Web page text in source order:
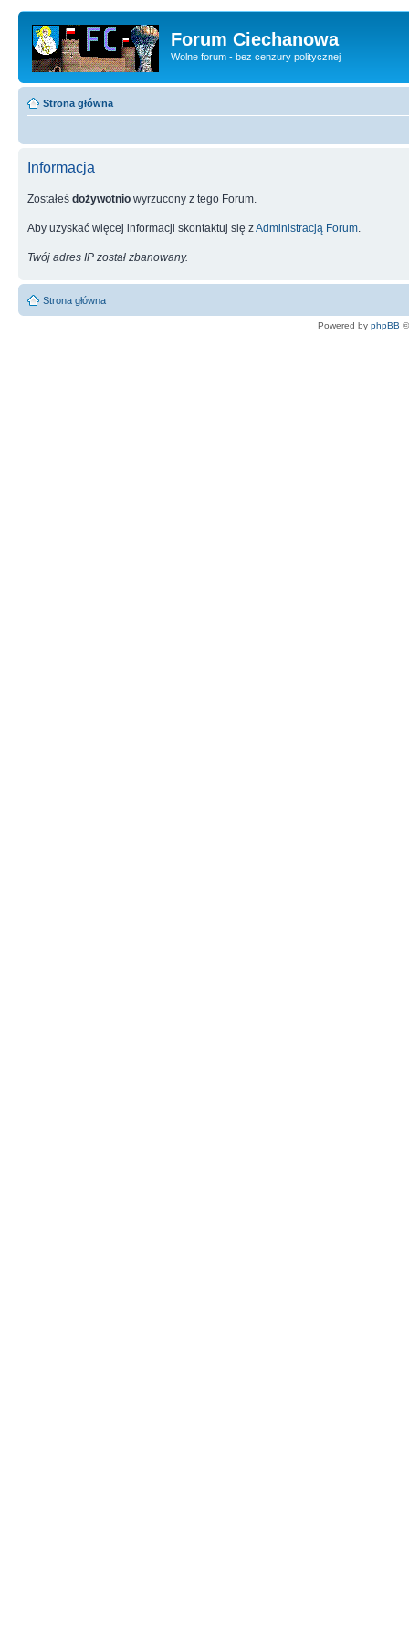
Forum Ciechanowa
Wolne forum - bez cenzury politycznej
Strona główna
Informacja
Zostałeś dożywotnio wyrzucony z tego Forum.
Aby uzyskać więcej informacji skontaktuj się zAdministracją Forum
Twój adres IP został zbanowany.
Strona główna
Powered by phpBB